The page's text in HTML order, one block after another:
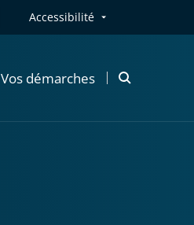
Accessibilité
Vos démarches
Ouvrir